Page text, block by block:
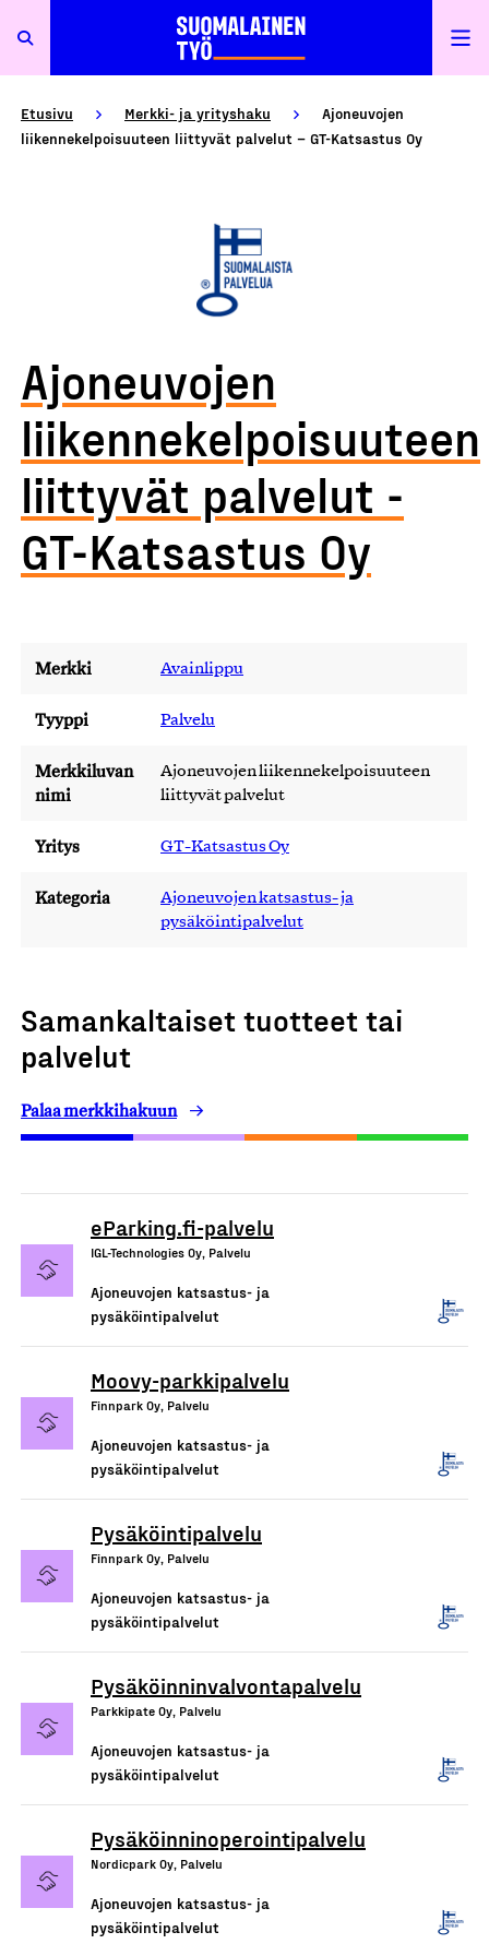
Etusivu Merkki- ja yrityshaku
Ajoneuvojen
liikennekelpoisuuteen liittyvät palvelut – GT-Katsastus Oy
Ajoneuvojen
liikennekelpoisuuteen
liittyvät palvelut -
GT-Katsastus Oy
Merkki Avainlippu
Tyyppi Palvelu
Merkkiluvan
nimi
Ajoneuvojen liikennekelpoisuuteen
liittyvät palvelut
Yritys GT-Katsastus Oy
Kategoria
Ajoneuvojen katsastus- ja
pysäköintipalvelut
Samankaltaiset tuotteet tai
palvelut
Palaa merkkihakuun
eParking.fi-palvelu
IGL-Technologies Oy, Palvelu
Ajoneuvojen katsastus- ja
pysäköintipalvelut
Moovy-parkkipalvelu
Finnpark Oy, Palvelu
Ajoneuvojen katsastus- ja
pysäköintipalvelut
Pysäköintipalvelu
Finnpark Oy, Palvelu
Ajoneuvojen katsastus- ja
pysäköintipalvelut
Pysäköinninvalvontapalvelu
Parkkipate Oy, Palvelu
Ajoneuvojen katsastus- ja
pysäköintipalvelut
Pysäköinninoperointipalvelu
Nordicpark Oy, Palvelu
Ajoneuvojen katsastus- ja
pysäköintipalvelut